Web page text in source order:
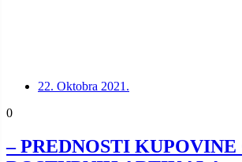
22. Oktobra 2021.
0
– PREDNOSTI